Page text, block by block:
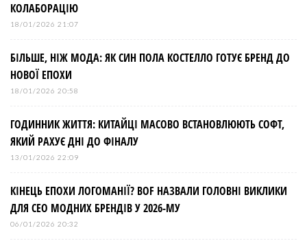
КОЛАБОРАЦІЮ
18/01/2026 21:07
БІЛЬШЕ, НІЖ МОДА: ЯК СИН ПОЛА КОСТЕЛЛО ГОТУЄ БРЕНД ДО
НОВОЇ ЕПОХИ
18/01/2026 20:58
ГОДИННИК ЖИТТЯ: КИТАЙЦІ МАСОВО ВСТАНОВЛЮЮТЬ СОФТ,
ЯКИЙ РАХУЄ ДНІ ДО ФІНАЛУ
13/01/2026 22:09
КІНЕЦЬ ЕПОХИ ЛОГОМАНІЇ? BOF НАЗВАЛИ ГОЛОВНІ ВИКЛИКИ
ДЛЯ СЕО МОДНИХ БРЕНДІВ У 2026-МУ
06/01/2026 20:32